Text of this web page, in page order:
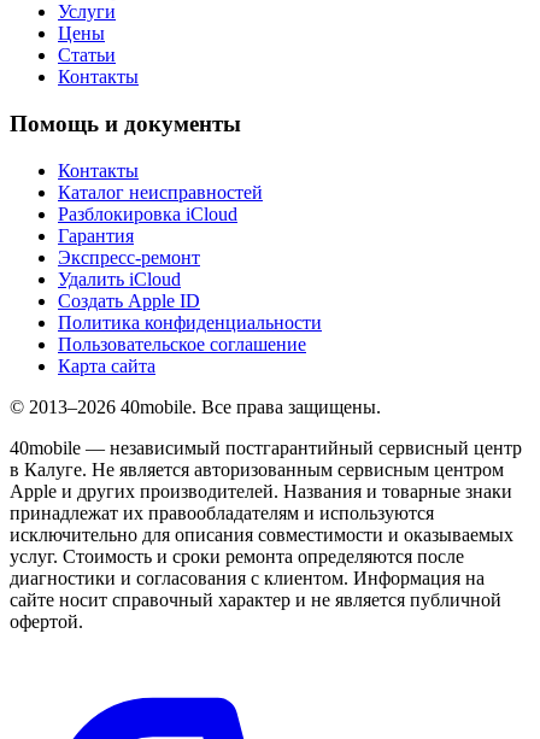
Услуги
Цены
Статьи
Контакты
Помощь и документы
Контакты
Каталог неисправностей
Разблокировка iCloud
Гарантия
Экспресс-ремонт
Удалить iCloud
Создать Apple ID
Политика конфиденциальности
Пользовательское соглашение
Карта сайта
© 2013–2026 40mobile. Все права защищены.
40mobile — независимый постгарантийный сервисный центр
в Калуге. Не является авторизованным сервисным центром
Apple и других производителей. Названия и товарные знаки
принадлежат их правообладателям и используются
исключительно для описания совместимости и оказываемых
услуг. Стоимость и сроки ремонта определяются после
диагностики и согласования с клиентом. Информация на
сайте носит справочный характер и не является публичной
офертой.